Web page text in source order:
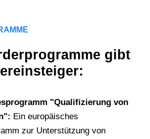
gibt
"Qualifizierung von
Ein europäisches
zur Unterstützung von